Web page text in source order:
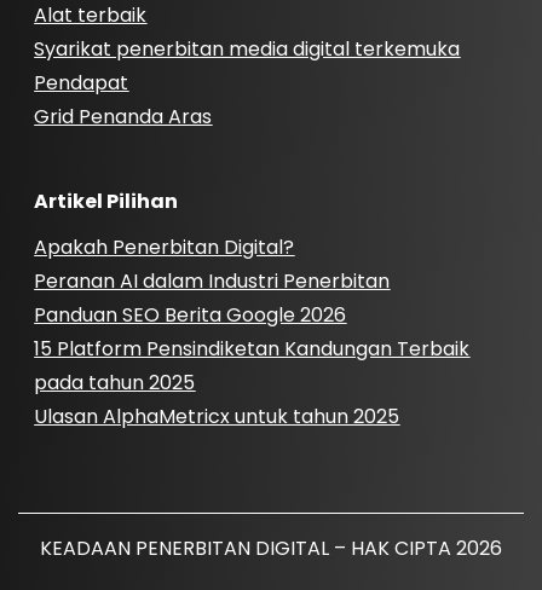
Alat terbaik
Syarikat penerbitan media digital terkemuka
Pendapat
Grid Penanda Aras
Artikel Pilihan
Apakah Penerbitan Digital?
Peranan AI dalam Industri Penerbitan
Panduan SEO Berita Google 2026
15 Platform Pensindiketan Kandungan Terbaik
pada tahun 2025
Ulasan AlphaMetricx untuk tahun 2025
KEADAAN PENERBITAN DIGITAL – HAK CIPTA 2026